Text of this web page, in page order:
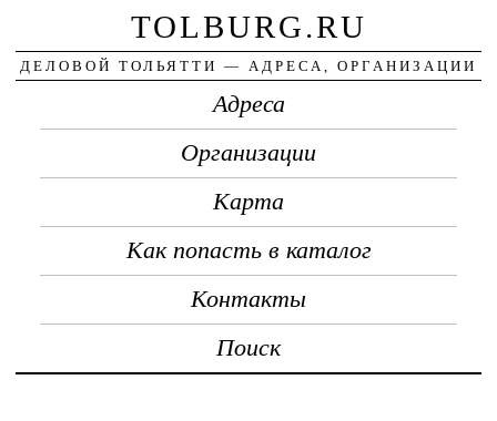
TOLBURG.RU
ДЕЛОВОЙ ТОЛЬЯТТИ — АДРЕСА, ОРГАНИЗАЦИИ
Адреса
Организации
Карта
Как попасть в каталог
Контакты
Поиск